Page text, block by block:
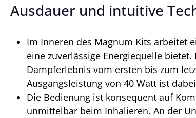
Ausdauer und intuitive
Im Inneren des Magnum Kits arbeitet
eine zuverlässige Energiequelle
Dampferlebnis vom ersten bis zum
Ausgangsleistung von 40 Watt ist
Die Bedienung ist konsequent auf
unmittelbar beim Inhalieren. An der